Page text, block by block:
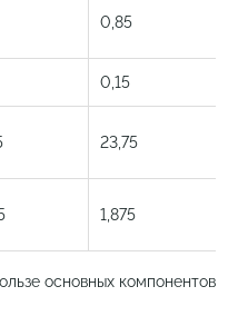
0,85
0,15
23,75
1,875
основных компонентов